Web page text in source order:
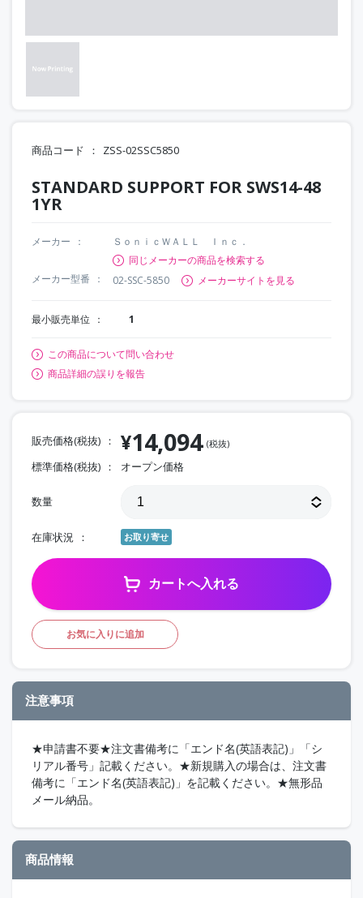
商品コード ZSS-02SSC5850
STANDARD SUPPORT FOR SWS14-48
1YR
メーカー
ＳｏｎｉｃＷＡＬＬ Ｉｎｃ．
同じメーカーの商品を検索する
メーカー型番
02-SSC-5850 メーカーサイトを見る
最小販売単位 1
この商品について問い合わせ
商品詳細の誤りを報告
販売価格(税抜) ¥14,094 (税抜)
標準価格(税抜) オープン価格
数量
在庫状況 お取り寄せ
カートへ入れる
お気に入りに追加
注意事項
★申請書不要★注文書備考に「エンド名(英語表記)」「シ
リアル番号」記載ください。★新規購入の場合は、注文書
備考に「エンド名(英語表記)」を記載ください。★無形品
メール納品。
商品情報